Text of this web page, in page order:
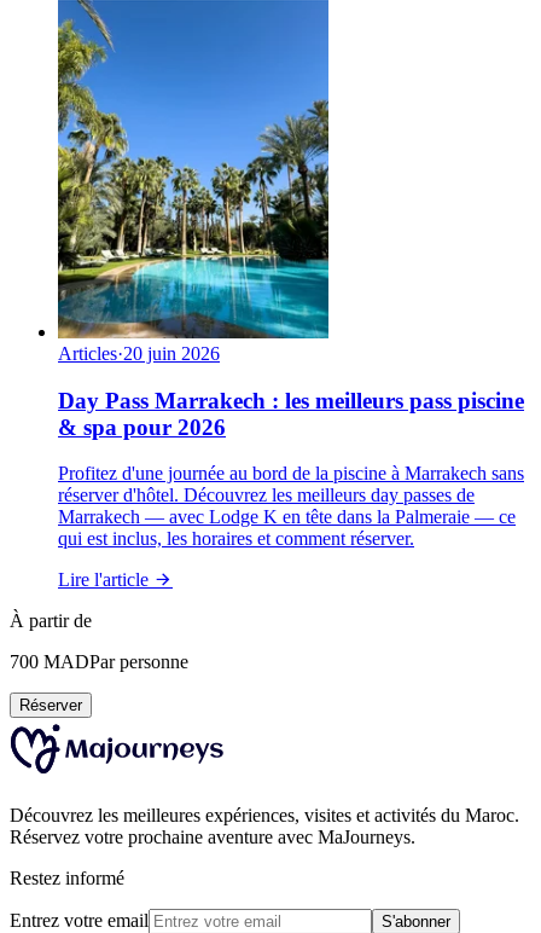
Articles·20 juin 2026
Day Pass Marrakech : les meilleurs pass piscine
& spa pour 2026
Profitez d'une journée au bord de la piscine à Marrakech sans
réserver d'hôtel. Découvrez les meilleurs day passes de
Marrakech — avec Lodge K en tête dans la Palmeraie — ce
qui est inclus, les horaires et comment réserver.
Lire l'article
À partir de
700 MADPar personne
Réserver
Découvrez les meilleures expériences, visites et activités du Maroc.
Réservez votre prochaine aventure avec MaJourneys.
Restez informé
Entrez votre email S'abonner